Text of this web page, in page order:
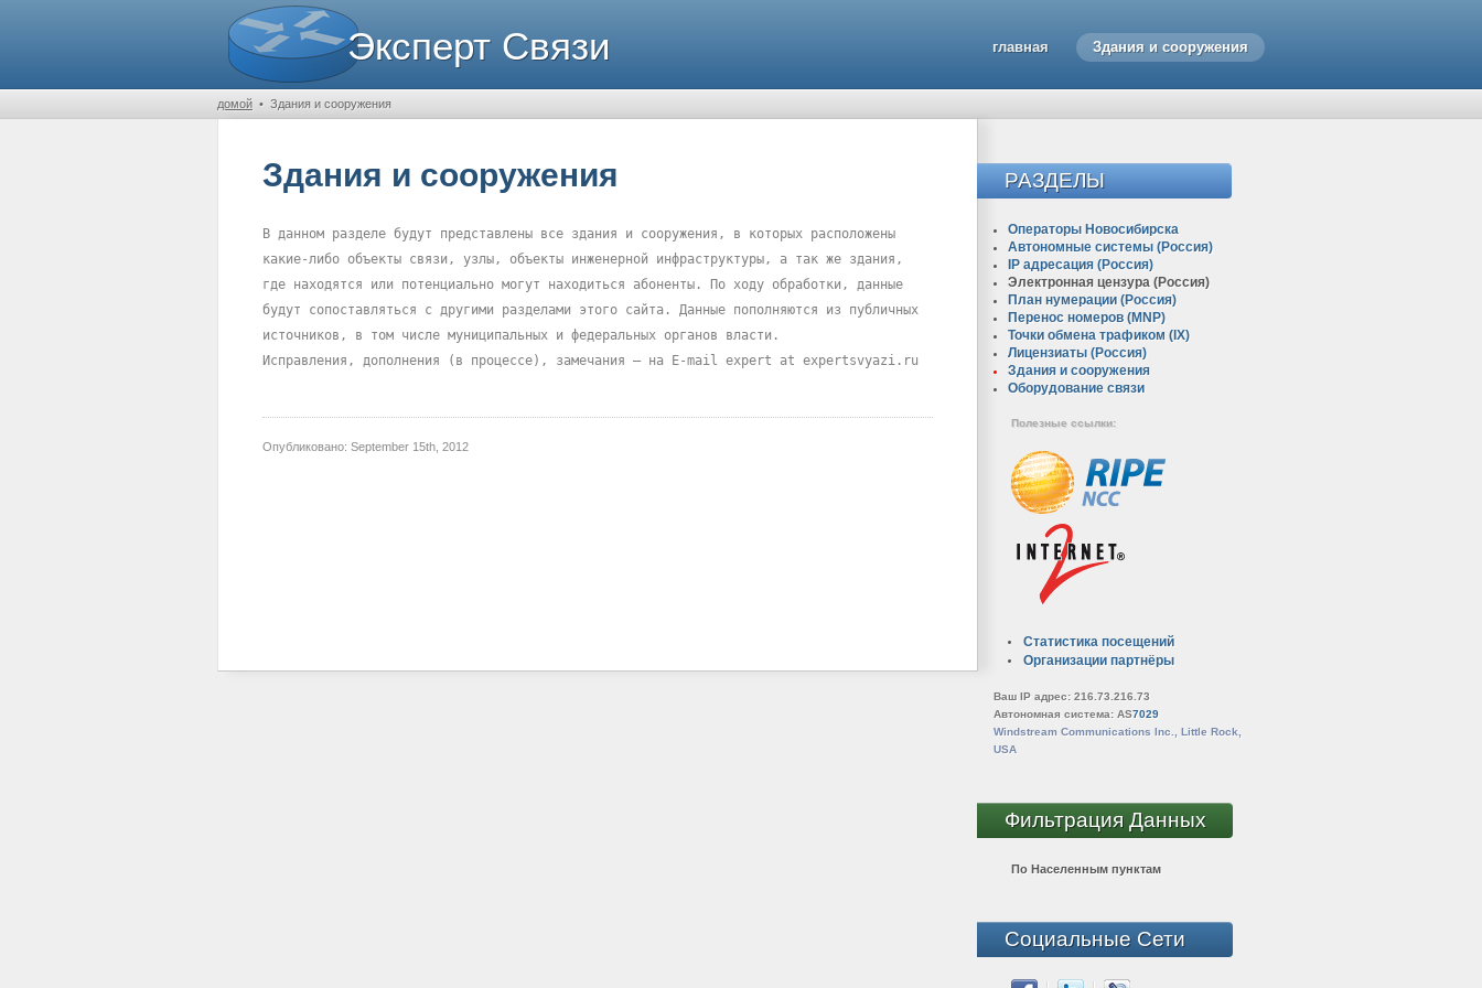
Эксперт Связи главная Здания и сооружения
домой • Здания и сооружения
Здания и сооружения
В данном разделе будут представлены все здания и сооружения, в которых расположены
какие-либо объекты связи, узлы, объекты инженерной инфраструктуры, а так же здания,
где находятся или потенциально могут находиться абоненты. По ходу обработки, данные
будут сопоставляться с другими разделами этого сайта. Данные пополняются из публичных
источников, в том числе муниципальных и федеральных органов власти.
Исправления, дополнения (в процессе), замечания – на E-mail expert at expertsvyazi.ru
Опубликовано: September 15th, 2012
РАЗДЕЛЫ
Операторы Новосибирска
Автономные системы (Россия)
IP адресация (Россия)
Электронная цензура (Россия)
План нумерации (Россия)
Перенос номеров (MNP)
Точки обмена трафиком (IX)
Лицензиаты (Россия)
Здания и сооружения
Оборудование связи
Полезные ссылки:
Статистика посещений
Организации партнёры
Ваш IP адрес: 216.73.216.73
Автономная система: AS7029
Windstream Communications Inc., Little Rock,
USA
Фильтрация Данных
По Населенным пунктам
Социальные Сети